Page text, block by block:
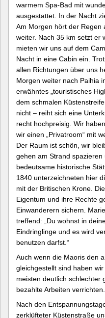
warmem Spa-Bad mit
ausgestattet. In der Nacht
Am Morgen hört der Regen
weiter. Nach 35 km setzt er
mieten wir uns auf dem
Nacht in eine Cabin ein.
allen Richtungen über uns
Morgen weiter nach Paihia
erwähntes „touristisches
dem schmalen
nicht – reiht sich eine
recht hochpreisig. Wir
wir einen „Privatroom“ mit
Der Raum ist schön, wir
gehen am Strand
bedeutsame historische
1840 unterzeichneten hier
mit der Britischen Krone.
Eigentum und ihre Rechte
Einwanderern sichern.
treffend: „Du wohnst in
Eindringlinge und es wird
benutzen darfst.“
Auch wenn die Maoris den
gleichgestellt sind haben
meisten deutlich schlechter
bezahlte Arbeiten verrichten.
Nach den
zerklüfteter Küstenstraße